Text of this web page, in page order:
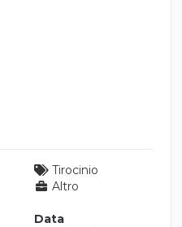
Tirocinio
Altro
Data